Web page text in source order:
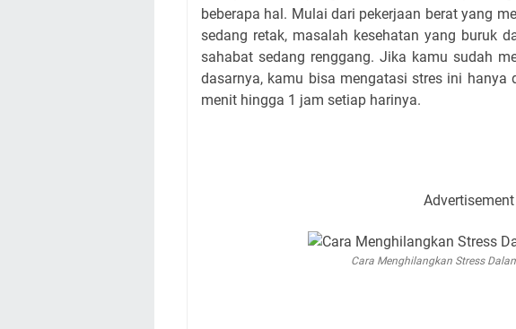
beberapa hal. Mulai dari pekerjaan berat yang
sedang retak, masalah kesehatan yang buruk
sahabat sedang renggang. Jika kamu sudah
dasarnya, kamu bisa mengatasi stres ini
menit hingga 1 jam setiap harinya.
Advertisement
Cara Menghilangkan Stress